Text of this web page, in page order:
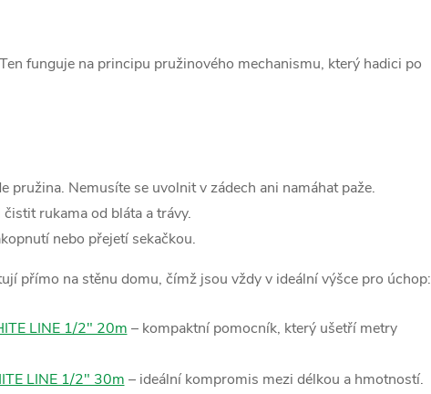
funguje na principu pružinového mechanismu, který hadici po
pružina. Nemusíte se uvolnit v zádech ani namáhat paže.
rukama od bláta a trávy.
nebo přejetí sekačkou.
přímo na stěnu domu, čímž jsou vždy v ideální výšce pro úchop:
LINE 1/2" 20m – kompaktní pomocník, který ušetří metry
LINE 1/2" 30m – ideální kompromis mezi délkou a hmotností.